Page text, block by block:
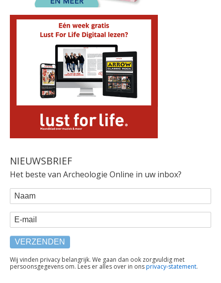
NIEUWSBRIEF
Het beste van Archeologie Online in uw inbox?
WEBFORM
Naam
E-mail
TEKST
ONDER
Wij vinden privacy belangrijk. We gaan dan ook zorgvuldig met
persoonsgegevens om. Lees er alles over in onsprivacy-statement.